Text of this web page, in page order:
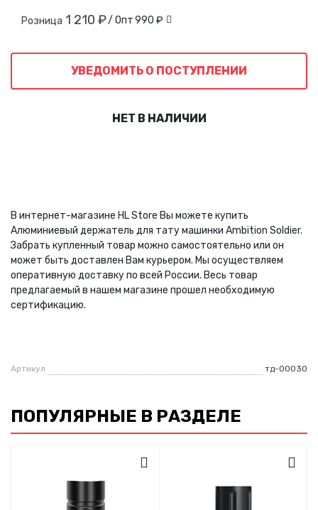
Розница 1 210 ₽/ Опт990 ₽
УВЕДОМИТЬ О ПОСТУПЛЕНИИ
НЕТ В НАЛИЧИИ
В интернет-магазине HL Store Вы можете купить
Алюминиевый держатель для тату машинки Ambition Soldier.
Забрать купленный товар можно самостоятельно или он
может быть доставлен Вам курьером. Мы осуществляем
оперативную доставку по всей России. Весь товар
предлагаемый в нашем магазине прошел необходимую
сертификацию.
Артикул тд-00030
ПОПУЛЯРНЫЕ В РАЗДЕЛЕ